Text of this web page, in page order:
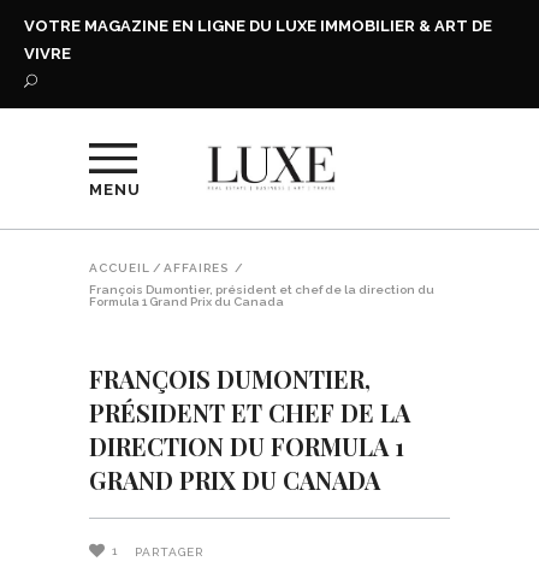
VOTRE MAGAZINE EN LIGNE DU LUXE IMMOBILIER & ART DE
VIVRE
MENU
ACCUEIL / AFFAIRES
/
François Dumontier, président et chef de la direction du
Formula 1 Grand Prix du Canada
FRANÇOIS DUMONTIER,
PRÉSIDENT ET CHEF DE LA
DIRECTION DU FORMULA 1
GRAND PRIX DU CANADA
1 PARTAGER